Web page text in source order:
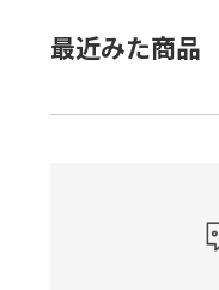
最近みた商品